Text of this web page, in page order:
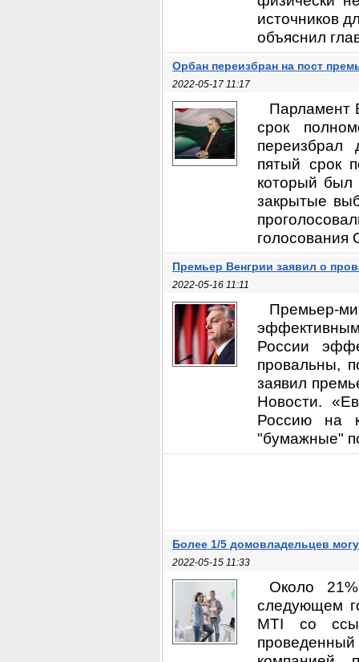
источников
объяснил
Орбан переизбран на пост
2022-05-17 11:17
Парламент
срок
переизбрал
пятый срок
который был
закрытые
голосования
Премьер Венгрии заявил о
2022-05-16 11:11
Премьер-
России
провальны,
заявил
Новости.
Россию на
"бумажные"
Более 1/5 домовладельцев
2022-05-15 11:33
Около
следующем
MTI со